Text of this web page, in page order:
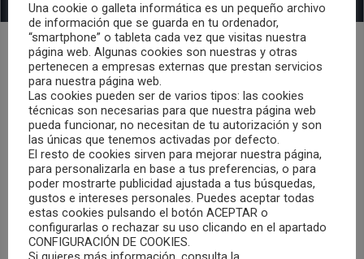
Ayer martes, 9 de junio, la secretaria del Colegio Oficial de
Psicología de Castilla-La Mancha, María del Mar Aguilar,
asistió a la reunión de la Mesa Técnica para la Prevención
del Suicidio, celebrada en el Centro Joven de Albacete, y
convocada por el ayuntamiento de la ciudad.
Dicha reunión se ha enfocado en poner sobre la mesa las
acciones desarrolladas a lo largo de 2026. Entre ellas,
destacan las siguientes: El desarrollo del taller “danzando
el alma”; la jornada de promoción de la salud; y los talleres
Una cookie o galleta informática es un pequeño archivo
de información que se guarda en tu ordenador,
“smartphone” o tableta cada vez que visitas nuestra
página web. Algunas cookies son nuestras y otras
pertenecen a empresas externas que prestan servicios
para nuestra página web.
Las cookies pueden ser de varios tipos: las cookies
técnicas son necesarias para que nuestra página web
pueda funcionar, no necesitan de tu autorización y son
las únicas que tenemos activadas por defecto.
El resto de cookies sirven para mejorar nuestra página,
para personalizarla en base a tus preferencias, o para
poder mostrarte publicidad ajustada a tus búsquedas,
gustos e intereses personales. Puedes aceptar todas
estas cookies pulsando el botón ACEPTAR o
configurarlas o rechazar su uso clicando en el apartado
CONFIGURACIÓN DE COOKIES.